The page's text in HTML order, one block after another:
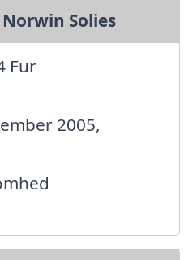
Solies
Fur
2005,